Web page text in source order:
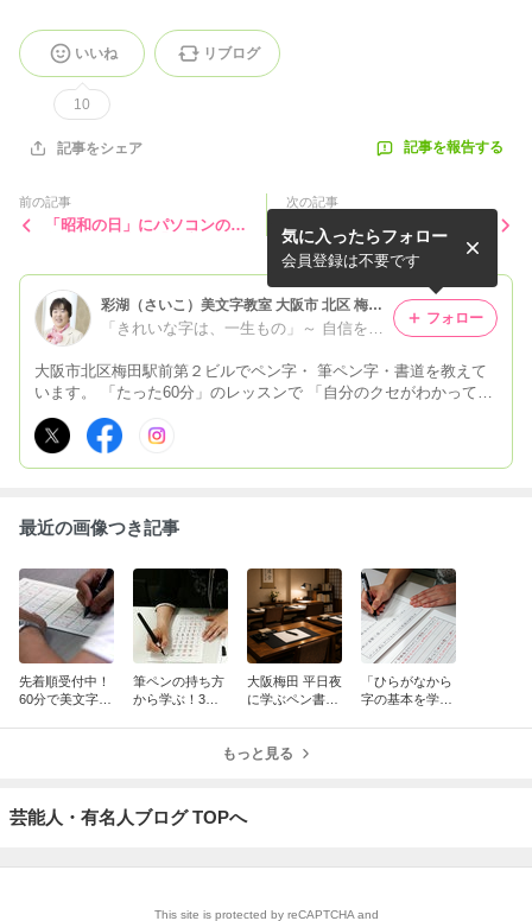
いいね
10
リブログ
記事をシェア 記事を報告する
前の記事
「昭和の日」にパソコンの変
次の記事
モーニングセットでなんとケ
ーキが選べます。
彩湖（さいこ）美文字教室 大阪市 北区 梅田 ペン字・筆ペン・書道教室 大阪駅前 第2ビル
「きれいな字は、一生もの」～ 自信を持って書けると、大人の 品格がアップする ～彩湖美文字教室/大阪駅前第2ビル/大阪市北区
大阪市北区梅田駅前第２ビルでペン字・ 筆ペン字・書道を教えて
います。 「たった60分」のレッスンで 「自分のクセがわかって美
いとそれだけでイメージアップに つながりますよ！
気に入ったらフォロー
会員登録は不要です
フォロー
最近の画像つき記事
先着順受付中！
60分で美文字を
筆ペンの持ち方
から学ぶ！3ス
大阪梅田 平日夜
に学ぶペン書道
込みがありまし
「ひらがなから
字の基本を学び
もっと見る
芸能人・有名人ブログ TOPへ
This site is protected by reCAPTCHA and